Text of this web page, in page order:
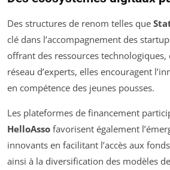
Des structures de renom telles que
clé dans l’accompagnement des
offrant des ressources
réseau d’experts, elles encouragent
en compétence des jeunes pousses.
Les plateformes de financement
HelloAsso favorisent également
innovants en facilitant l’accès aux
ainsi à la diversification des modèles